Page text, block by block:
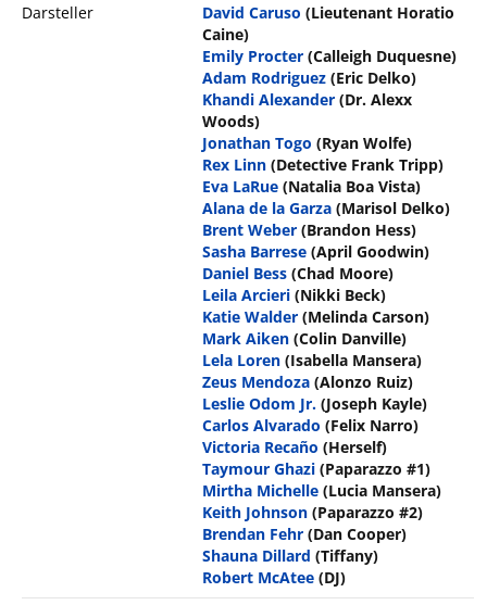
Darsteller
David Caruso (Lieutenant Horatio
Caine)
Emily Procter (Calleigh Duquesne)
Adam Rodriguez (Eric Delko)
Khandi Alexander (Dr. Alexx
Woods)
Jonathan Togo (Ryan Wolfe)
Rex Linn (Detective Frank Tripp)
Eva LaRue (Natalia Boa Vista)
Alana de la Garza (Marisol Delko)
Brent Weber (Brandon Hess)
Sasha Barrese (April Goodwin)
Daniel Bess (Chad Moore)
Leila Arcieri (Nikki Beck)
Katie Walder (Melinda Carson)
Mark Aiken (Colin Danville)
Lela Loren (Isabella Mansera)
Zeus Mendoza (Alonzo Ruiz)
Leslie Odom Jr. (Joseph Kayle)
Carlos Alvarado (Felix Narro)
Victoria Recaño (Herself)
Taymour Ghazi (Paparazzo #1)
Mirtha Michelle (Lucia Mansera)
Keith Johnson (Paparazzo #2)
Brendan Fehr (Dan Cooper)
Shauna Dillard (Tiffany)
Robert McAtee (DJ)